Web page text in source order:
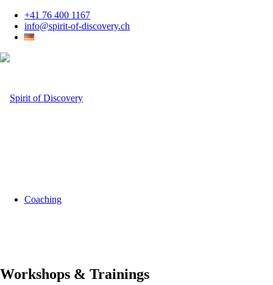
+41 76 400 1167
info@spirit-of-discovery.ch
Coaching
Workshops & Trainings